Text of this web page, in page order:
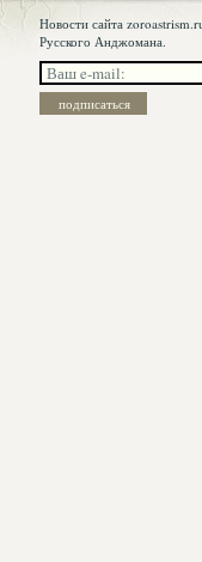
Новости сайта
Русского Анджомана.